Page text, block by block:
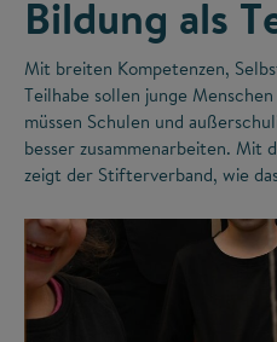
Bildung als
Mit breiten Kompetenzen,
Teilhabe sollen junge
müssen Schulen und
besser zusammenarbeiten. Mit
zeigt der Stifterverband, wie